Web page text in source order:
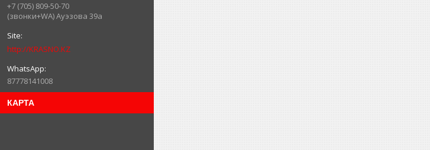
+7 (705) 809-50-70
(звонки+WA) Ауэзова 39а
http://KRASNO.KZ
87778141008
КАРТА